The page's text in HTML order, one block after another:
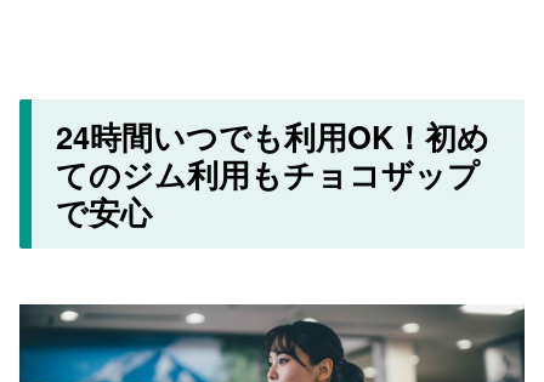
24時間いつでも利用OK！初め
てのジム利用もチョコザップ
で安心